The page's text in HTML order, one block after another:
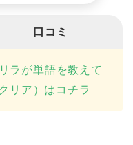
口コミ
ラが単語を教えて
リア）はコチラ